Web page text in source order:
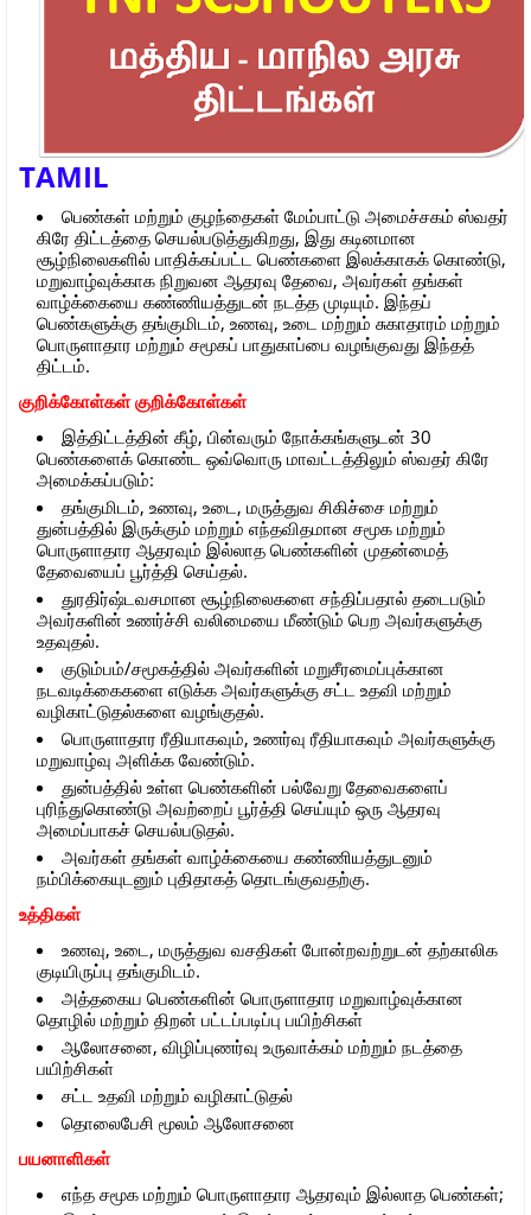
TAMIL
பெண்கள் மற்றும் குழந்தைகள் மேம்பாட்டு அமைச்சகம் ஸ்வதர்
கிரே திட்டத்தை செயல்படுத்துகிறது, இது கடினமான
சூழ்நிலைகளில் பாதிக்கப்பட்ட பெண்களை இலக்காகக் கொண்டு,
மறுவாழ்வுக்காக நிறுவன ஆதரவு தேவை, அவர்கள் தங்கள்
வாழ்க்கையை கண்ணியத்துடன் நடத்த முடியும். இந்தப்
பெண்களுக்கு தங்குமிடம், உணவு, உடை மற்றும் சுகாதாரம் மற்றும்
பொருளாதார மற்றும் சமூகப் பாதுகாப்பை வழங்குவது இந்தத்
திட்டம்.
குறிக்கோள்கள் குறிக்கோள்கள்
இத்திட்டத்தின் கீழ், பின்வரும் நோக்கங்களுடன் 30
பெண்களைக் கொண்ட ஒவ்வொரு மாவட்டத்திலும் ஸ்வதர் கிரே
அமைக்கப்படும்:
தங்குமிடம், உணவு, உடை, மருத்துவ சிகிச்சை மற்றும்
துன்பத்தில் இருக்கும் மற்றும் எந்தவிதமான சமூக மற்றும்
பொருளாதார ஆதரவும் இல்லாத பெண்களின் முதன்மைத்
தேவையைப் பூர்த்தி செய்தல்.
துரதிர்ஷ்டவசமான சூழ்நிலைகளை சந்திப்பதால் தடைபடும்
அவர்களின் உணர்ச்சி வலிமையை மீண்டும் பெற அவர்களுக்கு
உதவுதல்.
குடும்பம்/சமூகத்தில் அவர்களின் மறுசீரமைப்புக்கான
நடவடிக்கைகளை எடுக்க அவர்களுக்கு சட்ட உதவி மற்றும்
வழிகாட்டுதல்களை வழங்குதல்.
பொருளாதார ரீதியாகவும், உணர்வு ரீதியாகவும் அவர்களுக்கு
மறுவாழ்வு அளிக்க வேண்டும்.
துன்பத்தில் உள்ள பெண்களின் பல்வேறு தேவைகளைப்
புரிந்துகொண்டு அவற்றைப் பூர்த்தி செய்யும் ஒரு ஆதரவு
அமைப்பாகச் செயல்படுதல்.
அவர்கள் தங்கள் வாழ்க்கையை கண்ணியத்துடனும்
நம்பிக்கையுடனும் புதிதாகத் தொடங்குவதற்கு.
உத்திகள்
உணவு, உடை, மருத்துவ வசதிகள் போன்றவற்றுடன் தற்காலிக
குடியிருப்பு தங்குமிடம்.
அத்தகைய பெண்களின் பொருளாதார மறுவாழ்வுக்கான
தொழில் மற்றும் திறன் பட்டப்படிப்பு பயிற்சிகள்
ஆலோசனை, விழிப்புணர்வு உருவாக்கம் மற்றும் நடத்தை
பயிற்சிகள்
சட்ட உதவி மற்றும் வழிகாட்டுதல்
தொலைபேசி மூலம் ஆலோசனை
பயனாளிகள்
எந்த சமூக மற்றும் பொருளாதார ஆதரவும் இல்லாத பெண்கள்;